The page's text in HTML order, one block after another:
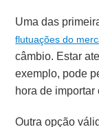
Uma das
flutuações do
câmbio. Estar
exemplo, pode
hora de importar
Outra opção